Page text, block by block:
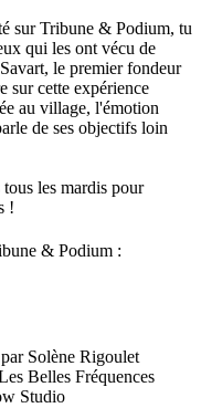
sur Tribune & Podium, tu
qui les ont vécu de
le premier fondeur
sur cette expérience
au village, l'émotion
de ses objectifs loin
les mardis pour
!
& Podium :
Solène Rigoulet
Belles Fréquences
Studio